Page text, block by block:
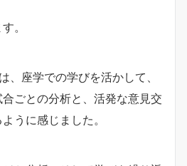
。
、座学での学びを活かして、
ごとの分析と、活発な意見交
うに感じました。